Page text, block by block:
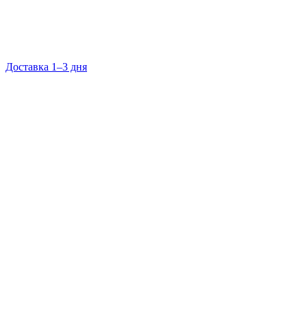
Доставка 1–3 дня